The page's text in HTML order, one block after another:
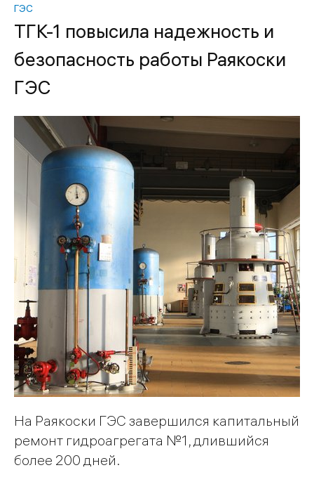
ГЭС
ТГК-1 повысила надежность и
безопасность работы Раякоски
ГЭС
На Раякоски ГЭС завершился капитальный
ремонт гидроагрегата №1, длившийся
более 200 дней.